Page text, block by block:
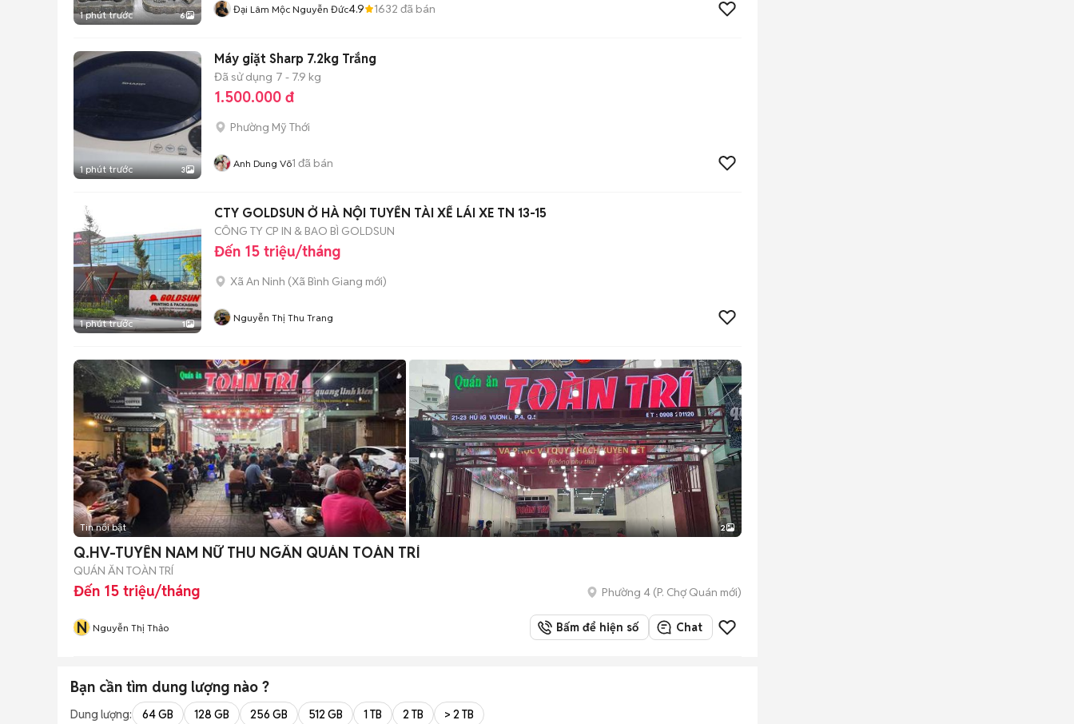
1 phút trước 6 Đại Lâm Mộc Nguyễn Đức4.9 1632 đã bán
1 phút trước 3
Máy giặt Sharp 7.2kg Trắng
Đã sử dụng 7 - 7.9 kg
1.500.000 đ
Phường Mỹ Thới
Anh Dung Võ1 đã bán
1 phút trước 1
CTY GOLDSUN Ở HÀ NỘI TUYỂN TÀI XẾ LÁI XE TN 13-15
CÔNG TY CP IN & BAO BÌ GOLDSUN
Đến 15 triệu/tháng
Xã An Ninh (Xã Bình Giang mới)
Nguyễn Thị Thu Trang
Tin nổi bật 2
Q.HV-TUYỂN NAM NỮ THU NGÂN QUÁN TOÀN TRÍ
QUÁN ĂN TOÀN TRÍ
Đến 15 triệu/tháng Phường 4 (P. Chợ Quán mới)
N Nguyễn Thị Thảo Bấm để hiện số Chat
Bạn cần tìm dung lượng nào ?
Dung lượng: 64 GB 128 GB 256 GB 512 GB 1 TB 2 TB > 2 TB